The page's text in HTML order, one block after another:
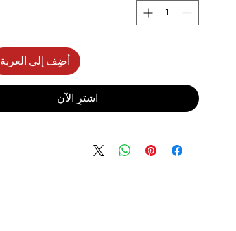
أضِف إلى العربة
اشترِ الآن